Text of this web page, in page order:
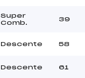
Super
Comb.
39
Descente 58
Descente 61